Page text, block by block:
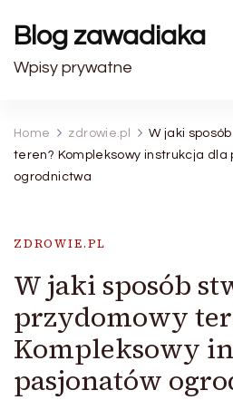
Blog zawadiaka
Wpisy prywatne
Home zdrowie.pl
W jaki
teren? Kompleksowy instrukcja dla
ogrodnictwa
ZDROWIE.PL
W jaki sposób
przydomowy
Kompleksowy
pasjonatów